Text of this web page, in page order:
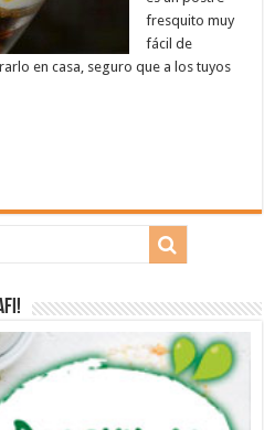
fresquito muy
fácil de
en casa, seguro que a los tuyos